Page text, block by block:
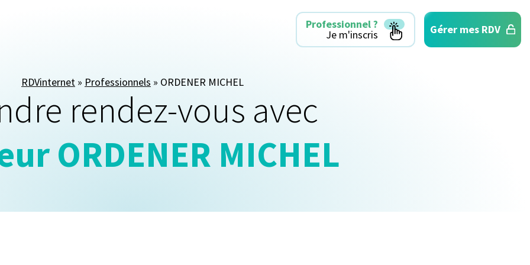
Professionnel ?
Je m'inscris Gérer mes RDV
RDVinternet » Professionnels » ORDENER MICHEL
rendez-vous avec
ORDENER MICHEL